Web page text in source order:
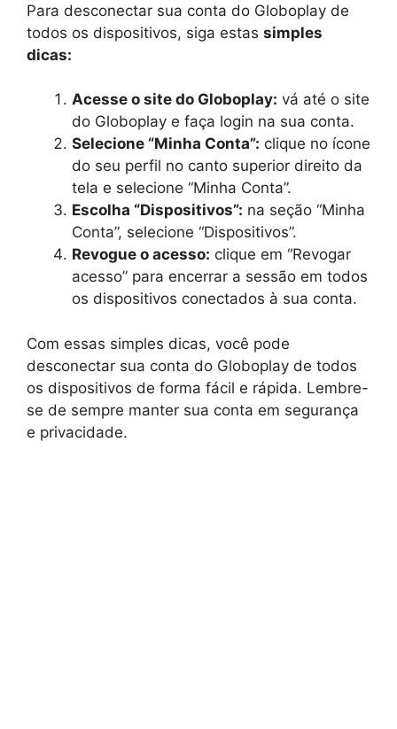
Para desconectar sua conta do Globoplay de
todos os dispositivos, siga estas simples
dicas:
Acesse o site do Globoplay: vá até o site
do Globoplay e faça login na sua conta.
Selecione “Minha Conta”: clique no ícone
do seu perfil no canto superior direito da
tela e selecione “Minha Conta”.
Escolha “Dispositivos”: na seção “Minha
Conta”, selecione “Dispositivos”.
Revogue o acesso: clique em “Revogar
acesso” para encerrar a sessão em todos
os dispositivos conectados à sua conta.
Com essas simples dicas, você pode
desconectar sua conta do Globoplay de todos
os dispositivos de forma fácil e rápida. Lembre-
se de sempre manter sua conta em segurança
e privacidade.